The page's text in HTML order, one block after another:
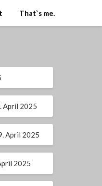
That`s me.
April 2025
April 2025
2025